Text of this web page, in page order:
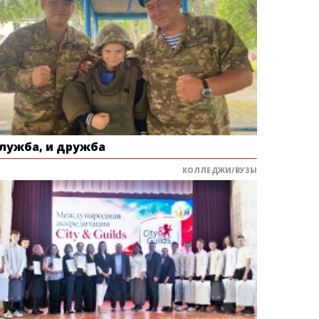
и дружба
КОЛЛЕДЖИ/ВУЗЫ